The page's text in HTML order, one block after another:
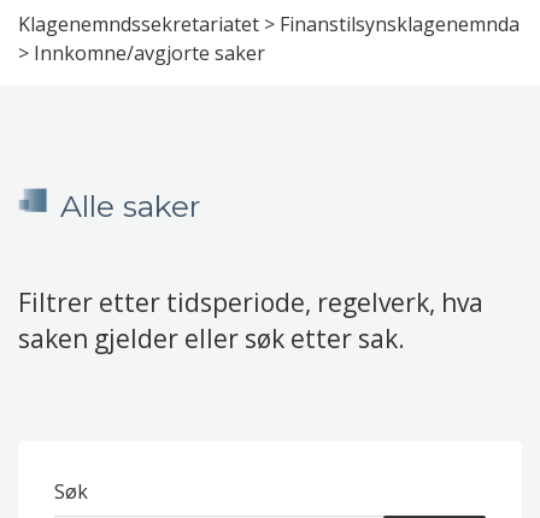
Klagenemndssekretariatet > Finanstilsynsklagenemnda
> Innkomne/avgjorte saker
Alle saker
Filtrer etter tidsperiode, regelverk, hva
saken gjelder eller søk etter sak.
Søk